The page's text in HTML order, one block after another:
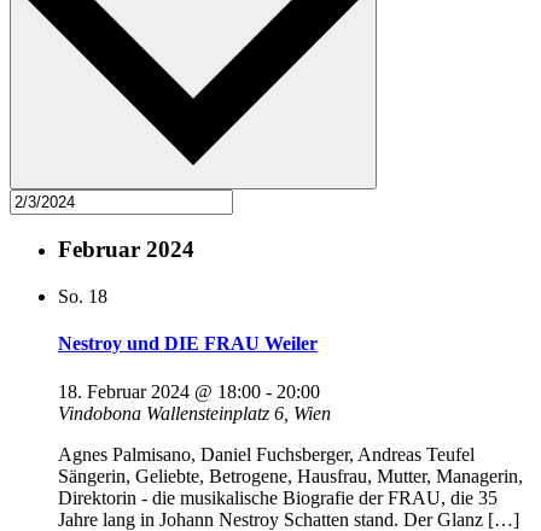
Februar 2024
So. 18
Nestroy und DIE FRAU Weiler
18. Februar 2024 @ 18:00 - 20:00
Vindobona Wallensteinplatz 6, Wien
Agnes Palmisano, Daniel Fuchsberger, Andreas Teufel
Sängerin, Geliebte, Betrogene, Hausfrau, Mutter, Managerin,
Direktorin - die musikalische Biografie der FRAU, die 35
Jahre lang in Johann Nestroy Schatten stand. Der Glanz […]